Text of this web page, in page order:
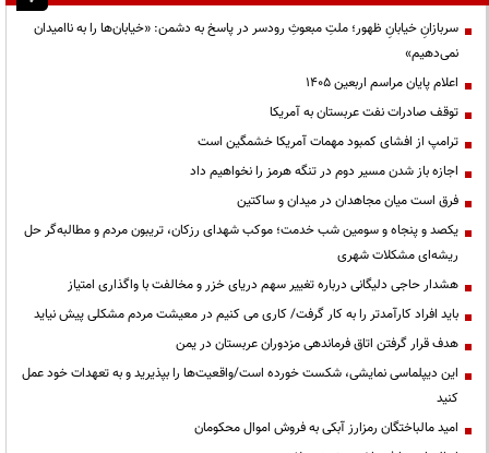
سربازانِ خیابانِ ظهور؛ ملتِ مبعوثِ رودسر در پاسخ به دشمن: «خیابان‌ها را به ناامیدان
نمی‌دهیم»
اعلام پایان مراسم اربعین ۱۴۰۵
توقف صادرات نفت عربستان به آمریکا
ترامپ از افشای کمبود مهمات آمریکا خشمگین است
اجازه باز شدن مسیر دوم در تنگه هرمز را نخواهیم داد
فرق است میان مجاهدان در میدان و ساکتین
یکصد و پنجاه و سومین شب خدمت؛ موکب شهدای رزکان، تریبون مردم و مطالبه‌گر حل
ریشه‌ای مشکلات شهری
هشدار حاجی دلیگانی درباره تغییر سهم دریای خزر و مخالفت با واگذاری امتیاز
باید افراد کارآمدتر را به کار گرفت/ کاری می کنیم در معیشت مردم مشکلی پیش نیاید
هدف قرار گرفتن اتاق‌ فرماندهی مزدوران عربستان در یمن
این دیپلماسی نمایشی، شکست خورده است/واقعیت‌ها را بپذیرید و به تعهدات خود عمل
کنید
امید مالباختگان رمزارز آبکی به فروش اموال محکومان